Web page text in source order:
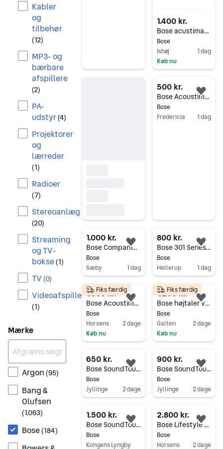
Kabler
og
tilbehør
(12)
MP3- og
bærbare
afspillere
(2)
PA-
udstyr(4)
Projektorer
og
lærreder
(1)
Radioer
(7)
Stereoanlæg
(20)
Streaming
og TV-
bokse(1)
TV (0)
Videoafspillere
(1)
Mærke
Argon (95)
Bang &
Olufsen
(1.063)
Bose(184)
1.400 kr.
Bose acustimas am6 i kasse. Nyt Butikpris 6495
Bose
Ishøj
1 dag
Køb nu
500 kr.
Bose Acoustimass 10
Bose
Fredericia
1 dag
Føj
1.000 kr.
Bose Companion 3 Series II højtalersæt
Bose
Sæby
1 dag
Føj til favoritter.
Gå til annoncen
800 kr.
Bose 301 Series III højttalere, hvid
Bose
Hellerup
1 dag
Føj
Gå til annoncen
1.000 kr.
Bose Acoustimass 5 Series III højttalersæt med subwoofer, sort
Bose
Horsens
2 dage
Køb nu
Fiks færdig
Føj til favoritter.
1.200 kr.
Bose højtaler venstre og Højre afstemt
Bose
Galten
2 dage
Køb nu
Fiks færdig
Føj
650 kr.
Bose SoundTouch 20
Bose
Jyllinge
2 dage
Føj til favoritter.
900 kr.
Bose SoundTouch 30
Bose
Jyllinge
2 dage
Føj
1.500 kr.
Bose SoundTouch 300
Bose
Kongens Lyngby
Føj til favoritter.
2.800 kr.
Bose Lifestyle surroundsystem komplet
Bose
Horsens
2 dage
Føj